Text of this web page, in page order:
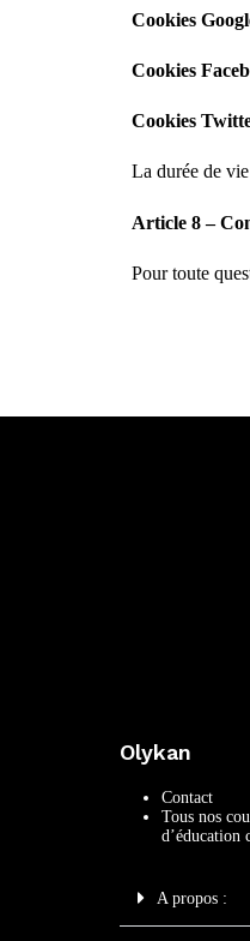
Cookies
Cookies
Cookies
La durée de
Article 8 –
Pour toute
Olykan
Contact
Tous nos
d’éducation
A propos :